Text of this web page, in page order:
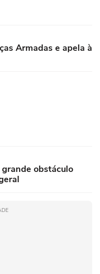
Armadas e apela à
obstáculo